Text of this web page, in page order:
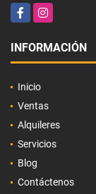
FacebookInstagram
INFORMACIÓN
Inicio
Ventas
Alquileres
Servicios
Blog
Contáctenos